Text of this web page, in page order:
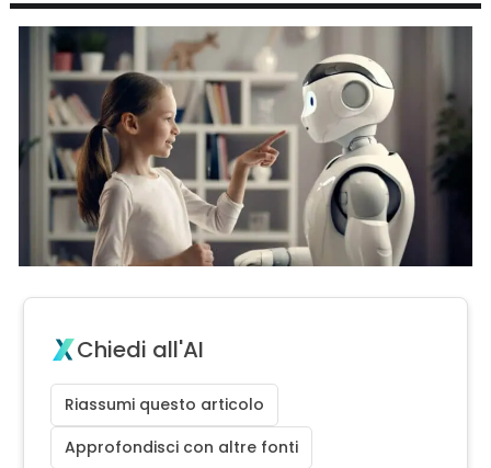
Chiedi all'AI
Riassumi questo articolo
Approfondisci con altre fonti